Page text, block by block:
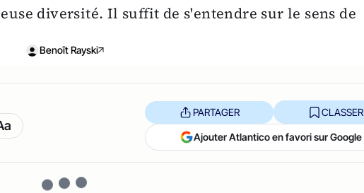
diversité. Il suffit de s'entendre sur le sens de
Benoît Rayski
PARTAGER CLASSER
Ajouter Atlantico en favori sur Google